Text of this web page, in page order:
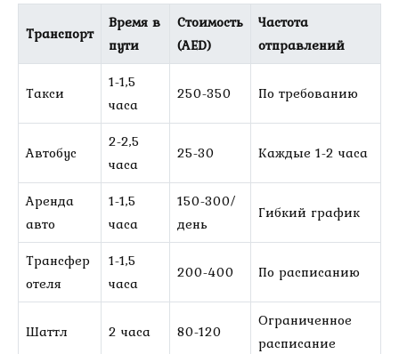
Транспорт
Время в
пути
Стоимость
(AED)
Частота
отправлений
Такси
1-1,5
часа
250-350 По требованию
Автобус
2-2,5
часа
25-30 Каждые 1-2 часа
Аренда
авто
1-1,5
часа
150-300/
день
Гибкий график
Трансфер
отеля
1-1,5
часа
200-400 По расписанию
Шаттл 2 часа 80-120
Ограниченное
расписание